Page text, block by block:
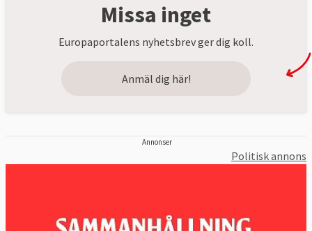
Missa inget
Europaportalens nyhetsbrev ger dig koll.
Anmäl dig här!
Annonser
Politisk annons